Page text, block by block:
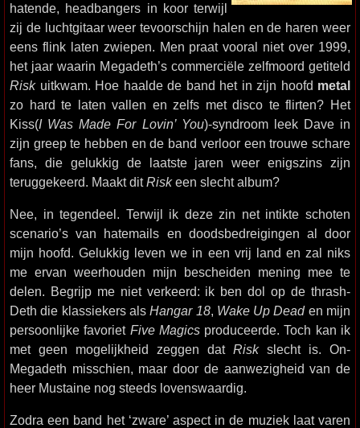
hatende, headbangers in koor terwijl
zij de luchtgitaar weer tevoorschijn halen en de haren weer
eens flink laten zwiepen. Men praat vooral niet over 1999,
het jaar waarin Megadeth’s commerciële zelfmoord getiteld
Riskuitkwam. Hoe haalde de band het in zijn hoofd metal
zo hard te laten vallen en zelfs met disco te flirten? Het
Kiss(I Was Made For Lovin’ You)-syndroom leek Dave in
zijn greep te hebben en de band verloor een trouwe schare
fans, die gelukkig de laatste jaren weer enigszins zijn
teruggekeerd. Maakt ditRiskeen slecht album?
Nee, in tegendeel. Terwijl ik deze zin net intikte schoten
scenario’s van hatemails en doodsbedreigingen al door
mijn hoofd. Gelukkig leven we in een vrij land en zal niks
me ervan weerhouden mijn bescheiden mening mee te
delen. Begrijp me niet verkeerd: ik ben dol op de thrash-
Deth die klassiekers alsHangar 18, Wake Up Deaden mijn
persoonlijke favoriet Five Magicsproduceerde. Toch kan ik
met geen mogelijkheid zeggen dat Riskslecht is. On-
Megadeth misschien, maar door de aanwezigheid van de
heer Mustaine nog steeds lovenswaardig.
Zodra een band het ‘zware’ aspect in de muziek laat varen